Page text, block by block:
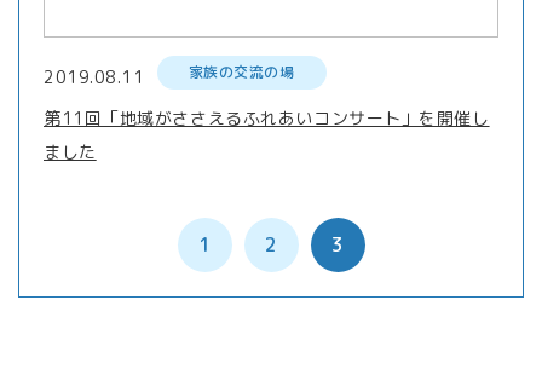
2019.08.11 家族の交流の場
第11回「地域がささえるふれあいコンサート」を開催し
ました
1 2 3